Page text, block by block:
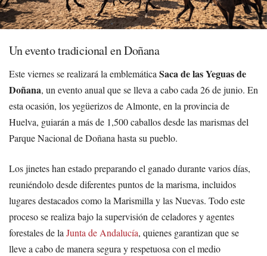
Un evento tradicional en Doñana
Este viernes se realizará la emblemática Saca de las Yeguas de
Doñana, un evento anual que se lleva a cabo cada 26 de junio. En
esta ocasión, los yegüerizos de Almonte, en la provincia de
Huelva, guiarán a más de 1,500 caballos desde las marismas del
Parque Nacional de Doñana hasta su pueblo.
Los jinetes han estado preparando el ganado durante varios días,
reuniéndolo desde diferentes puntos de la marisma, incluidos
lugares destacados como la Marismilla y las Nuevas. Todo este
proceso se realiza bajo la supervisión de celadores y agentes
forestales de la Junta de Andalucía, quienes garantizan que se
lleve a cabo de manera segura y respetuosa con el medio